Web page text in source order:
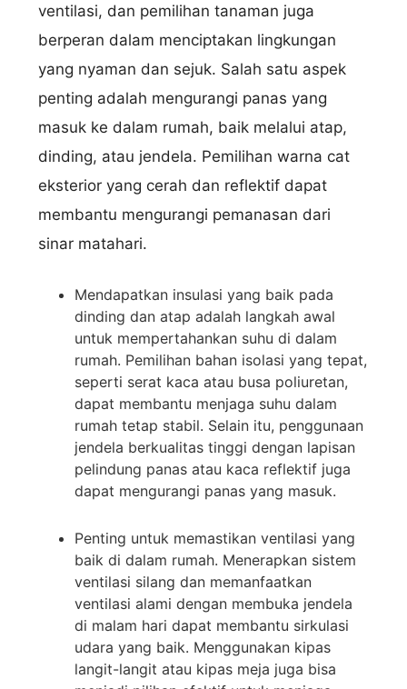
ventilasi, dan pemilihan tanaman juga
berperan dalam menciptakan lingkungan
yang nyaman dan sejuk. Salah satu aspek
penting adalah mengurangi panas yang
masuk ke dalam rumah, baik melalui atap,
dinding, atau jendela. Pemilihan warna cat
eksterior yang cerah dan reflektif dapat
membantu mengurangi pemanasan dari
sinar matahari.
Mendapatkan insulasi yang baik pada
dinding dan atap adalah langkah awal
untuk mempertahankan suhu di dalam
rumah. Pemilihan bahan isolasi yang tepat,
seperti serat kaca atau busa poliuretan,
dapat membantu menjaga suhu dalam
rumah tetap stabil. Selain itu, penggunaan
jendela berkualitas tinggi dengan lapisan
pelindung panas atau kaca reflektif juga
dapat mengurangi panas yang masuk.
Penting untuk memastikan ventilasi yang
baik di dalam rumah. Menerapkan sistem
ventilasi silang dan memanfaatkan
ventilasi alami dengan membuka jendela
di malam hari dapat membantu sirkulasi
udara yang baik. Menggunakan kipas
langit-langit atau kipas meja juga bisa